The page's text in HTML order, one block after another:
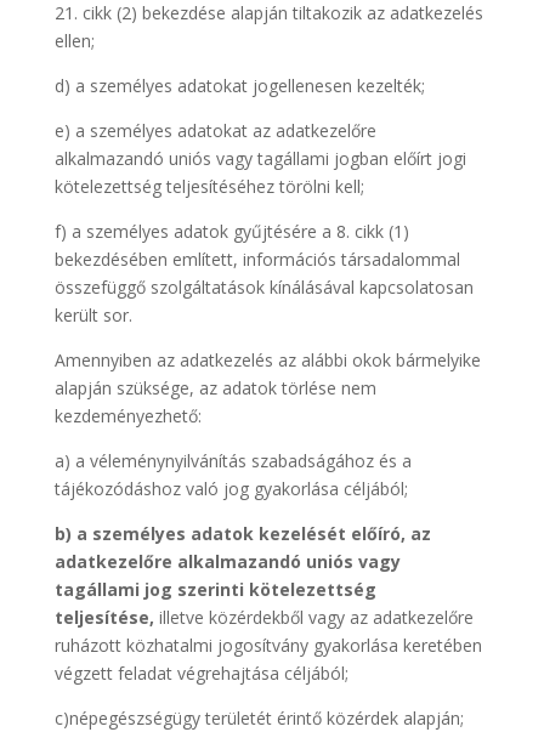
21. cikk (2) bekezdése alapján tiltakozik az adatkezelés
ellen;
d) a személyes adatokat jogellenesen kezelték;
e) a személyes adatokat az adatkezelőre
alkalmazandó uniós vagy tagállami jogban előírt jogi
kötelezettség teljesítéséhez törölni kell;
f) a személyes adatok gyűjtésére a 8. cikk (1)
bekezdésében említett, információs társadalommal
összefüggő szolgáltatások kínálásával kapcsolatosan
került sor.
Amennyiben az adatkezelés az alábbi okok bármelyike
alapján szüksége, az adatok törlése nem
kezdeményezhető:
a) a véleménynyilvánítás szabadságához és a
tájékozódáshoz való jog gyakorlása céljából;
b) a személyes adatok kezelését előíró, az
adatkezelőre alkalmazandó uniós vagy
tagállami jog szerinti kötelezettség
teljesítése, illetve közérdekből vagy az adatkezelőre
ruházott közhatalmi jogosítvány gyakorlása keretében
végzett feladat végrehajtása céljából;
c)népegészségügy területét érintő közérdek alapján;